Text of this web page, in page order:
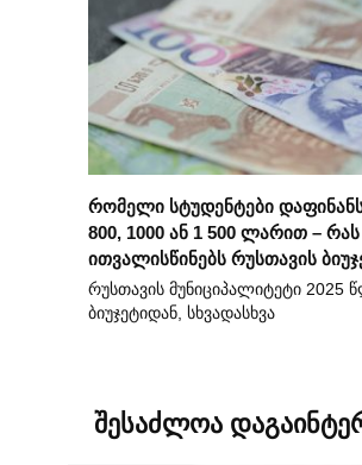
რომელი სტუდენტები
800, 1000 ან 1 500 ლარით – რას
ითვალისწინებს რუსთავის
რუსთავის მუნიციპალიტეტი 2025
ბიუჯეტიდან, სხვადასხვა
შესაძლოა